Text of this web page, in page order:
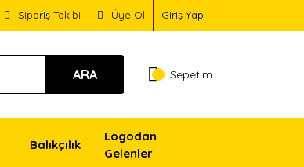
Sipariş Takibi Üye Ol Giriş Yap
ARA Sepetim
Balıkçılık
Logodan
Gelenler